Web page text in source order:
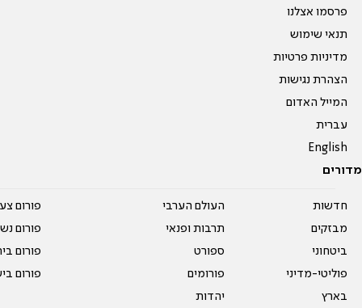
פרסמו אצלנו
תנאי שימוש
מדיניות פרטיות
הצהרת נגישות
המייל האדום
עברית
English
מדורים
חדשות
מבזקים
ביטחוני
פוליטי-מדיני
בארץ
העולם הערבי
תרבות ופנאי
ספורט
פורומים
יהדות
פורום
פורום
פורום
פורום